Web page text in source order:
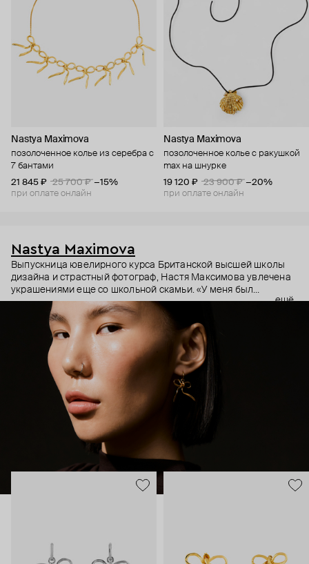
Nastya Maximova
позолоченное колье из серебра с
7 бантами
21 845 ₽
25 700 ₽ −15%
при оплате онлайн
Nastya Maximova
позолоченное колье с ракушкой
max на шнурке
19 120 ₽
23 900 ₽ −20%
при оплате онлайн
Nastya Maximova
Выпускница ювелирного курса Британской высшей школы
дизайна и страстный фотограф, Настя Максимова увлечена
украшениями еще со школьной скамьи. «У меня был
огромный чемодан, где висели ряды сережек, лежали
разные украшения. Я брала его в охапку и шла на маркеты».
В 2015 году детская мечта наконец оформилась в
собственный бренд с простыми и символичными
украшениями ручной работы.
ещё